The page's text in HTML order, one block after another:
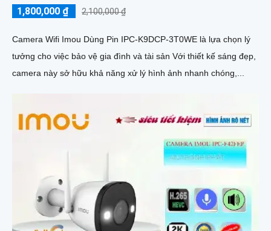
1,800,000 ₫ 2,100,000 ₫
Camera Wifi Imou Dùng Pin IPC-K9DCP-3T0WE là lựa chọn lý
tưởng cho việc bảo vệ gia đình và tài sản Với thiết kế sáng đẹp,
camera này sở hữu khả năng xử lý hình ảnh nhanh chóng,...